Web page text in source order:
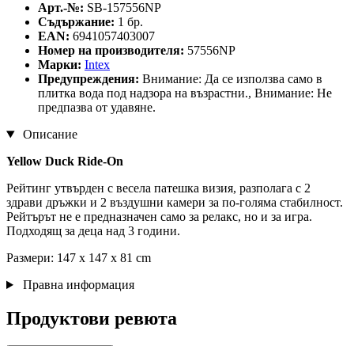
Арт.-№: SB-157556NP
Съдържание: 1 бр.
EAN: 6941057403007
Номер на производителя: 57556NP
Марки: Intex
Предупреждения: Внимание: Да се използва само в
плитка вода под надзора на възрастни., Внимание: Не
предпазва от удавяне.
Описание
Yellow Duck Ride-On
Рейтинг утвърден с весела патешка визия, разполага с 2
здрави дръжки и 2 въздушни камери за по-голяма стабилност.
Рейтърът не е предназначен само за релакс, но и за игра.
Подходящ за деца над 3 години.
Размери: 147 x 147 x 81 cm
Правна информация
Продуктови ревюта